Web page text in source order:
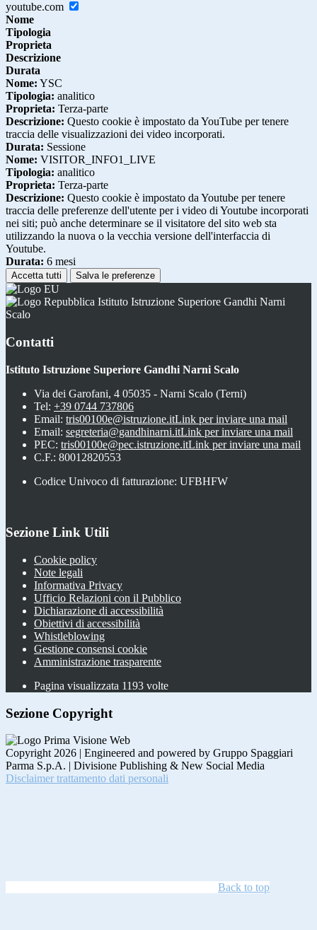
youtube.com
Nome
Tipologia
Proprieta
Descrizione
Durata
Nome: YSC
Tipologia: analitico
Proprieta: Terza-parte
Descrizione: Questo cookie è impostato da YouTube per tenere
traccia delle visualizzazioni dei video incorporati.
Durata: Sessione
Nome: VISITOR_INFO1_LIVE
Tipologia: analitico
Proprieta: Terza-parte
Descrizione: Questo cookie è impostato da Youtube per tenere
traccia delle preferenze dell'utente per i video di Youtube incorporati
nei siti; può anche determinare se il visitatore del sito web sta
utilizzando la nuova o la vecchia versione dell'interfaccia di
Youtube.
Durata: 6 mesi
Accetta tutti Salva le preferenze
Istituto Istruzione Superiore Gandhi Narni
Scalo
Contatti
Istituto Istruzione Superiore Gandhi Narni Scalo
Via dei Garofani, 4 05035 - Narni Scalo (Terni)
Tel: +39 0744 737806
Email: tris00100e@istruzione.itLink per inviare una mail
Email: segreteria@gandhinarni.itLink per inviare una mail
PEC: tris00100e@pec.istruzione.itLink per inviare una mail
C.F.: 80012820553
Codice Univoco di fatturazione: UFBHFW
Sezione Link Utili
Cookie policy
Note legali
Informativa Privacy
Ufficio Relazioni con il Pubblico
Dichiarazione di accessibilità
Obiettivi di accessibilità
Whistleblowing
Gestione consensi cookie
Amministrazione trasparente
Pagina visualizzata 1193 volte
Sezione Copyright
Copyright 2026 | Engineered and powered by Gruppo Spaggiari
Parma S.p.A. | Divisione Publishing & New Social Media
Disclaimer trattamento dati personali
Back to top